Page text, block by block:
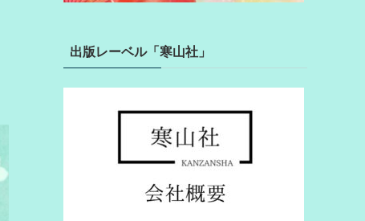
出版レーベル「寒山社」